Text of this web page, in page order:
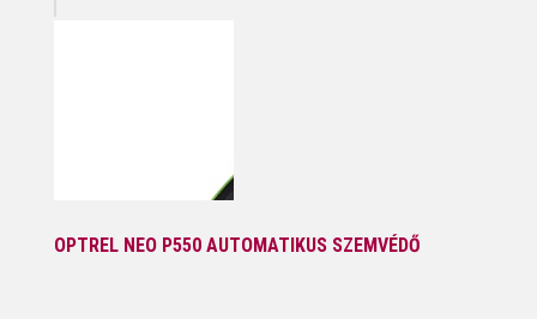
OPTREL NEO P550 AUTOMATIKUS SZEMVÉDŐ